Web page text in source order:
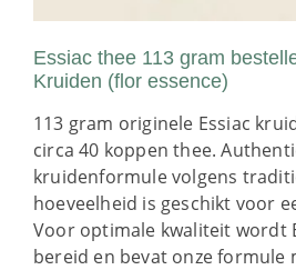
Essiac thee 113 gram
Kruiden (flor essence)
113 gram originele Essiac
circa 40 koppen thee.
kruidenformule volgens
hoeveelheid is geschikt voor
Voor optimale kwaliteit wordt
bereid en bevat onze formule